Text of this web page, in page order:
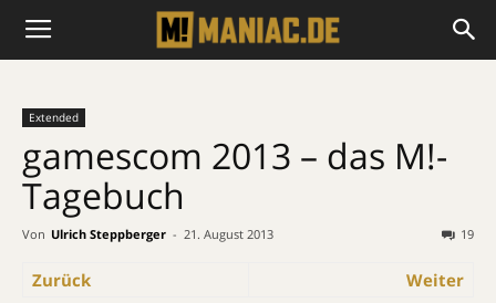
Extended
gamescom 2013 – das M!-
Tagebuch
Von Ulrich Steppberger - 21. August 2013 19
Zurück Weiter